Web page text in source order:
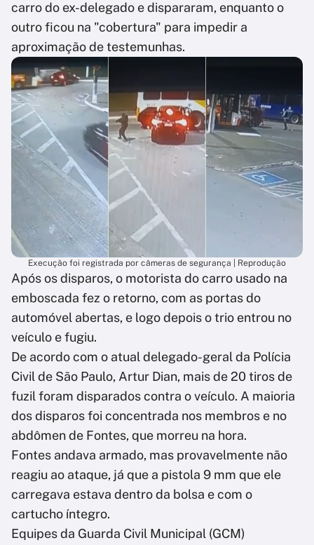
carro do ex-delegado e dispararam, enquanto o
outro ficou na "cobertura" para impedir a
aproximação de testemunhas.
Execução foi registrada por câmeras de segurança | Reprodução
Após os disparos, o motorista do carro usado na
emboscada fez o retorno, com as portas do
automóvel abertas, e logo depois o trio entrou no
veículo e fugiu.
De acordo com o atual delegado-geral da Polícia
Civil de São Paulo, Artur Dian, mais de 20 tiros de
fuzil foram disparados contra o veículo. A maioria
dos disparos foi concentrada nos membros e no
abdômen de Fontes, que morreu na hora.
Fontes andava armado, mas provavelmente não
reagiu ao ataque, já que a pistola 9 mm que ele
carregava estava dentro da bolsa e com o
cartucho íntegro.
Equipes da Guarda Civil Municipal (GCM)